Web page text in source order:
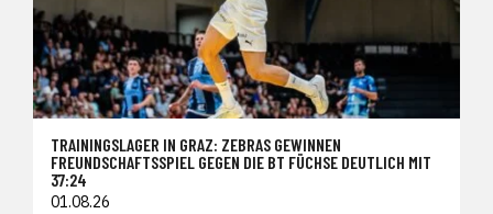
TRAININGSLAGER IN GRAZ: ZEBRAS GEWINNEN
FREUNDSCHAFTSSPIEL GEGEN DIE BT FÜCHSE DEUTLICH MIT
37:24
01.08.26